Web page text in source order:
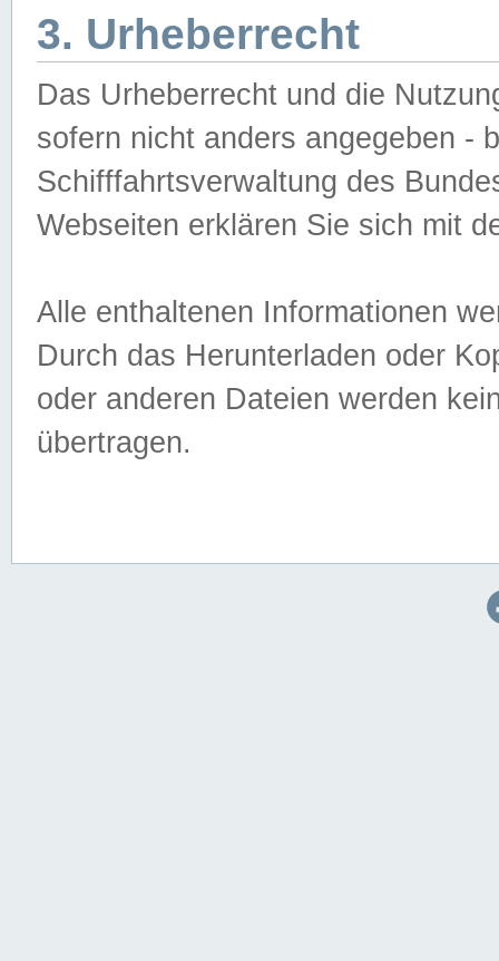
3. Urheberrecht
Das Urheberrecht und die
sofern nicht anders angegeben -
Schifffahrtsverwaltung des
Webseiten erklären Sie sich mit
Alle enthaltenen Informationen
Durch das Herunterladen oder
oder anderen Dateien werden
übertragen.